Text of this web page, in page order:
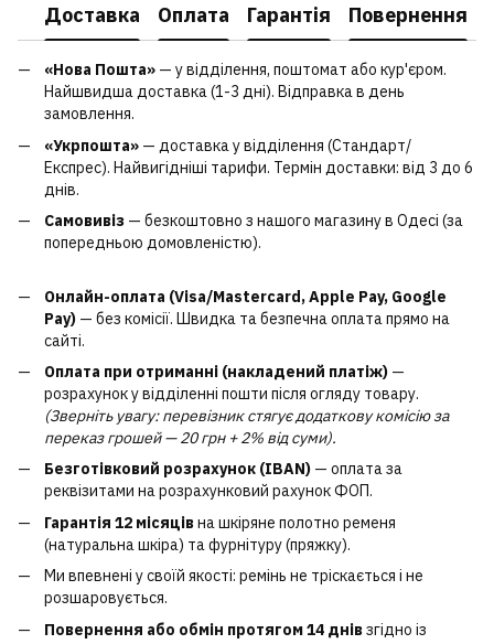
Доставка Оплата Гарантія Повернення
«Нова Пошта» — у відділення, поштомат або кур'єром.
Найшвидша доставка (1-3 дні). Відправка в день
замовлення.
«Укрпошта» — доставка у відділення (Стандарт/
Експрес). Найвигідніші тарифи. Термін доставки: від 3 до 6
днів.
Самовивіз — безкоштовно з нашого магазину в Одесі (за
попередньою домовленістю).
Онлайн-оплата (Visa/Mastercard, Apple Pay, Google
Pay) — без комісії. Швидка та безпечна оплата прямо на
сайті.
Оплата при отриманні (накладений платіж) —
розрахунок у відділенні пошти після огляду товару.
(Зверніть увагу: перевізник стягує додаткову комісію за
переказ грошей — 20 грн + 2% від суми).
Безготівковий розрахунок (IBAN) — оплата за
реквізитами на розрахунковий рахунок ФОП.
Гарантія 12 місяцівна шкіряне полотно ременя
(натуральна шкіра) та фурнітуру (пряжку).
Ми впевнені у своїй якості: ремінь не тріскається і не
розшаровується.
Повернення або обмін протягом 14 днівзгідно із